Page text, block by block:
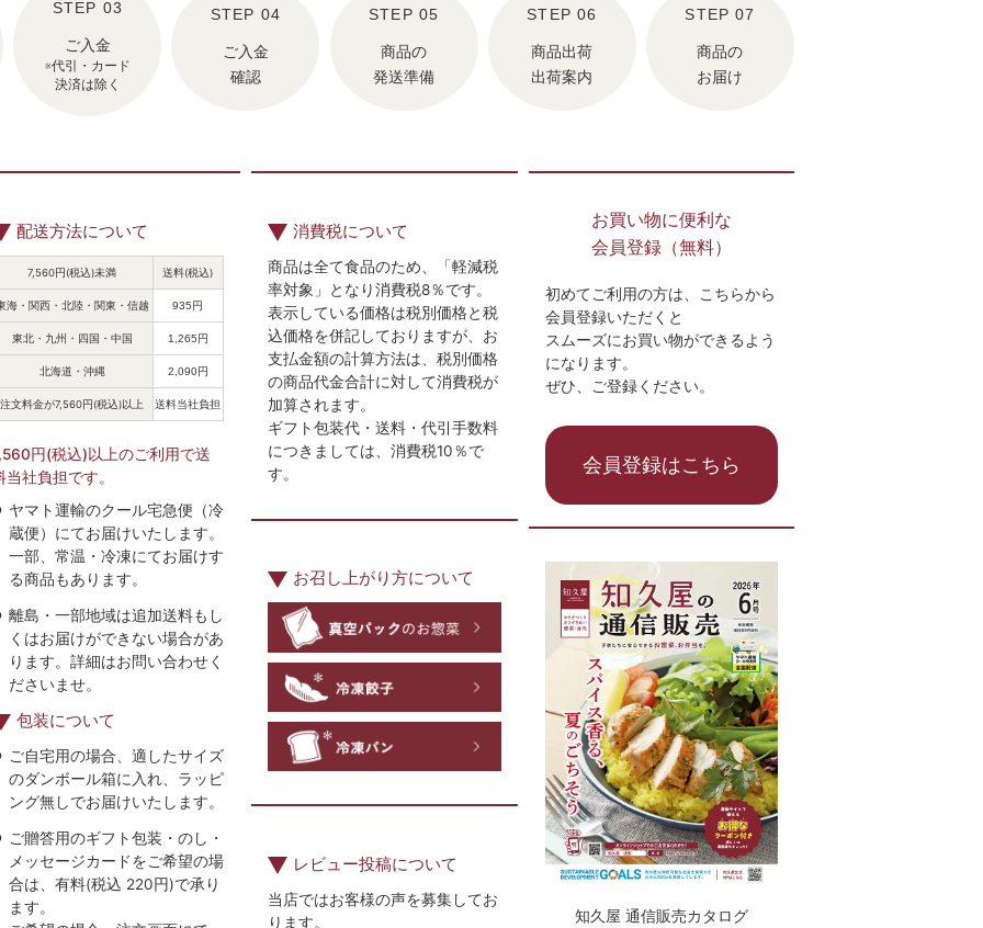
ご入金
※代引・カード
決済は除く
ご入金
確認
商品の
発送準備
商品出荷
出荷案内
商品の
お届け
配送方法について
7,560円(税込)未満 送料(税込)
海・関西・北陸・関東・信越 935円
東北・九州・四国・中国 1,265円
北海道・沖縄 2,090円
注文料金が7,560円(税込)以上 送料当社負担
円(税込)以上のご利用で送
当社負担です。
ヤマト運輸のクール宅急便（冷
蔵便）にてお届けいたします。
一部、常温・冷凍にてお届けす
る商品もあります。
離島・一部地域は追加送料もし
くはお届けができない場合があ
ります。詳細はお問い合わせく
ださいませ。
包装について
ご自宅用の場合、適したサイズ
のダンボール箱に入れ、ラッピ
ング無しでお届けいたします。
ご贈答用のギフト包装・のし・
メッセージカードをご希望の場
合は、有料(税込 220円)で承り
ます。
消費税について
商品は全て食品のため、「軽減税
率対象」となり消費税8％です。
表示している価格は税別価格と税
込価格を併記しておりますが、お
支払金額の計算方法は、税別価格
の商品代金合計に対して消費税が
加算されます。
ギフト包装代・送料・代引手数料
につきましては、消費税10％で
す。
お召し上がり方について
レビュー投稿について
当店ではお客様の声を募集してお
ります。
お買い物に便利な
会員登録（無料）
初めてご利用の方は、こちらから
会員登録いただくと
スムーズにお買い物ができるよう
になります。
ぜひ、ご登録ください。
会員登録はこちら
知久屋 通信販売カタログ